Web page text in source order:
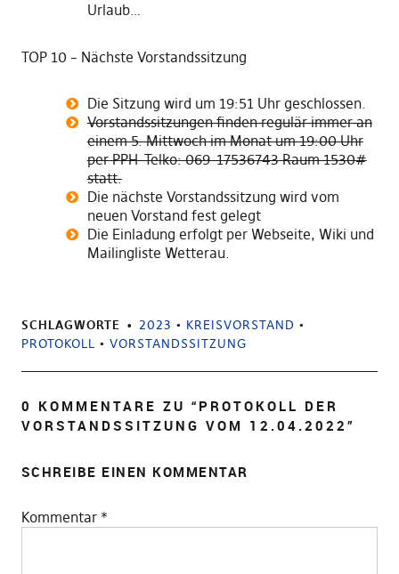
Urlaub…
TOP 10 – Nächste Vorstandssitzung
Die Sitzung wird um 19:51 Uhr geschlossen.
Vorstandssitzungen finden regulär immer an
einem 5. Mittwoch im Monat um 19:00 Uhr
per PPH-Telko: 069-17536743 Raum 1530#
statt.
Die nächste Vorstandssitzung wird vom
neuen Vorstand fest gelegt
Die Einladung erfolgt per Webseite, Wiki und
Mailingliste Wetterau.
SCHLAGWORTE 2023 • KREISVORSTAND •
PROTOKOLL • VORSTANDSSITZUNG
0 KOMMENTARE ZU “ PROTOKOLL DER
VORSTANDSSITZUNG VOM 12.04.2022 ”
SCHREIBE EINEN KOMMENTAR
Kommentar *